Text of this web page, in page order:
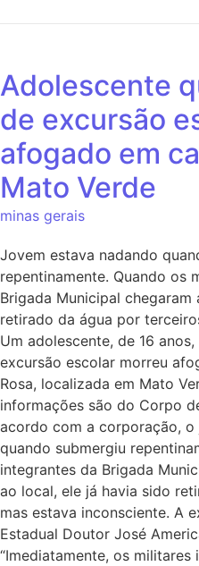
Adolescente
de excursão
afogado em
Mato Verde
minas gerais
Jovem estava nadando
repentinamente. Quando os
Brigada Municipal
retirado da água por
Um adolescente, de 16
excursão escolar morreu
Rosa, localizada em Mato
informações são do Corpo
acordo com a corporação, o
quando submergiu
integrantes da Brigada
ao local, ele já havia sido
mas estava inconsciente. A
Estadual Doutor José
“Imediatamente, os